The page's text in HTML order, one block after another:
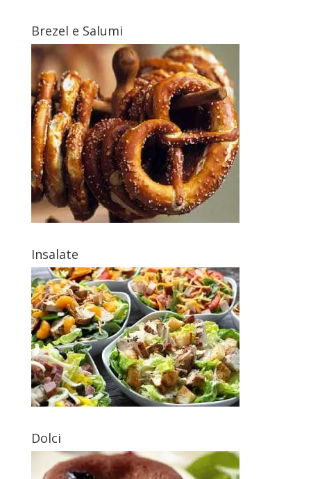
Brezel e Salumi
Insalate
Dolci